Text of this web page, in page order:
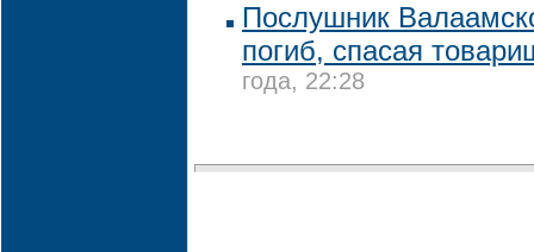
Послушник
погиб, спасая
года, 22:28